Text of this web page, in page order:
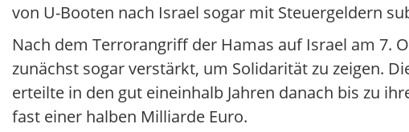
von U-Booten nach Israel sogar mit Steuergeldern
Nach dem Terrorangriff der Hamas auf Israel am 7.
zunächst sogar verstärkt, um Solidarität zu zeigen.
erteilte in den gut eineinhalb Jahren danach bis zu
fast einer halben Milliarde Euro.